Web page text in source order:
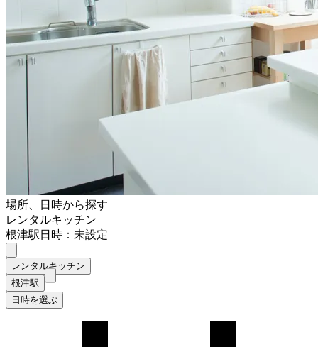
場所、日時から探す
レンタルキッチン
根津駅日時：未設定
レンタルキッチン
根津駅
日時を選ぶ